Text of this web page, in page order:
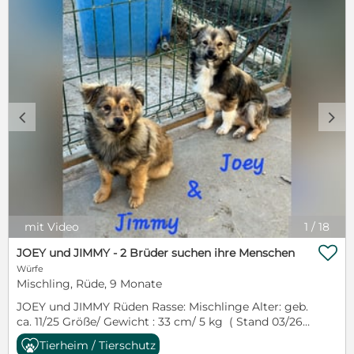
1 / 18
c d
mit Video
JOEY und JIMMY - 2 Brüder suchen ihre Menschen
Würfe
Mischling, Rüde, 9 Monate
JOEY und JIMMY Rüden Rasse: Mischlinge Alter: geb.
ca. 11/25 Größe/ Gewicht : 33 cm/ 5 kg ( Stand 03/26)
Farbe: braun-schwarz Aufenthaltsort : Dex's Shelter,

Tierheim / Tierschutz